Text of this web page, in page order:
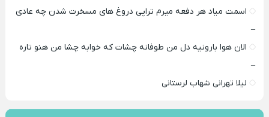
اسمت میاد هر دفعه میرم تراپی دروغ‌ های مسخرت شدن چه عادی
–
الان هوا بارونیه دل من طوفانه چشات که خوابه چشا من هنو تاره
–
لیلا تهرانی شهاب لرستانی